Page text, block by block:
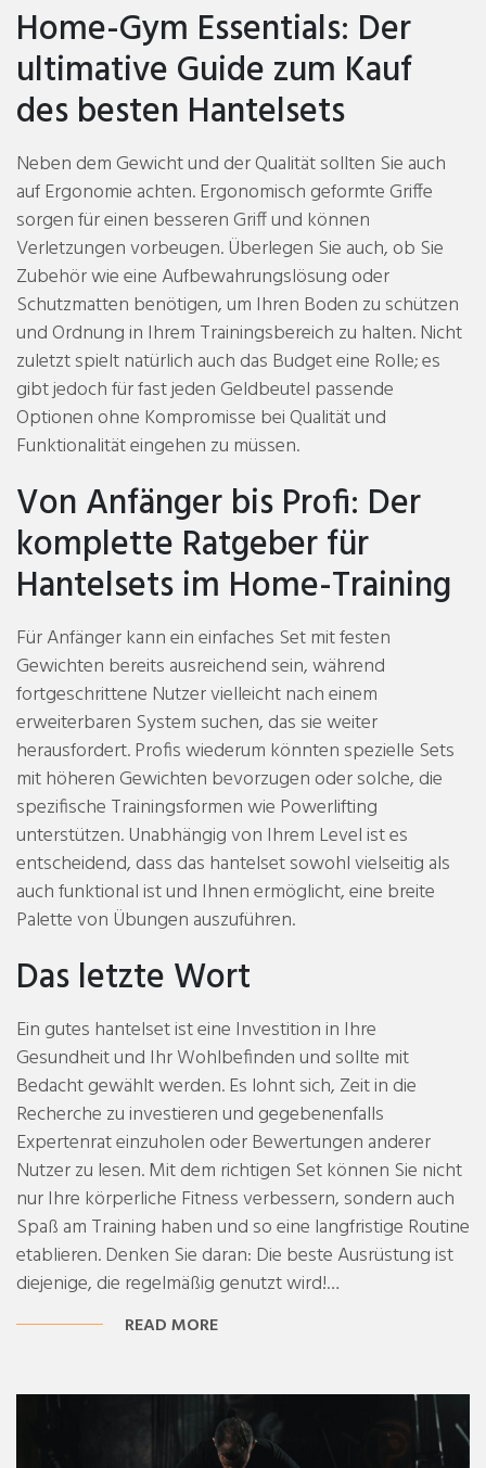
Home-Gym Essentials: Der
ultimative Guide zum Kauf
des besten Hantelsets
Neben dem Gewicht und der Qualität sollten Sie auch
auf Ergonomie achten. Ergonomisch geformte Griffe
sorgen für einen besseren Griff und können
Verletzungen vorbeugen. Überlegen Sie auch, ob Sie
Zubehör wie eine Aufbewahrungslösung oder
Schutzmatten benötigen, um Ihren Boden zu schützen
und Ordnung in Ihrem Trainingsbereich zu halten. Nicht
zuletzt spielt natürlich auch das Budget eine Rolle; es
gibt jedoch für fast jeden Geldbeutel passende
Optionen ohne Kompromisse bei Qualität und
Funktionalität eingehen zu müssen.
Von Anfänger bis Profi: Der
komplette Ratgeber für
Hantelsets im Home-Training
Für Anfänger kann ein einfaches Set mit festen
Gewichten bereits ausreichend sein, während
fortgeschrittene Nutzer vielleicht nach einem
erweiterbaren System suchen, das sie weiter
herausfordert. Profis wiederum könnten spezielle Sets
mit höheren Gewichten bevorzugen oder solche, die
spezifische Trainingsformen wie Powerlifting
unterstützen. Unabhängig von Ihrem Level ist es
entscheidend, dass das hantelset sowohl vielseitig als
auch funktional ist und Ihnen ermöglicht, eine breite
Palette von Übungen auszuführen.
Das letzte Wort
Ein gutes hantelset ist eine Investition in Ihre
Gesundheit und Ihr Wohlbefinden und sollte mit
Bedacht gewählt werden. Es lohnt sich, Zeit in die
Recherche zu investieren und gegebenenfalls
Expertenrat einzuholen oder Bewertungen anderer
Nutzer zu lesen. Mit dem richtigen Set können Sie nicht
nur Ihre körperliche Fitness verbessern, sondern auch
Spaß am Training haben und so eine langfristige Routine
etablieren. Denken Sie daran: Die beste Ausrüstung ist
diejenige, die regelmäßig genutzt wird!…
READ MORE